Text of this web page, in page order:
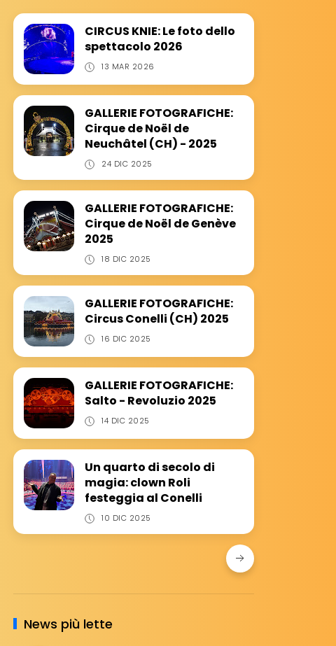
CIRCUS KNIE: Le foto dello
spettacolo 2026
13 MAR 2026
GALLERIE FOTOGRAFICHE:
Cirque de Noël de
Neuchâtel (CH) - 2025
24 DIC 2025
GALLERIE FOTOGRAFICHE:
Cirque de Noël de Genève
2025
18 DIC 2025
GALLERIE FOTOGRAFICHE:
Circus Conelli (CH) 2025
16 DIC 2025
GALLERIE FOTOGRAFICHE:
Salto - Revoluzio 2025
14 DIC 2025
Un quarto di secolo di
magia: clown Roli
festeggia al Conelli
10 DIC 2025
News più lette